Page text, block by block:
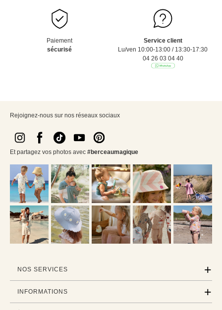
Paiement
sécurisé
Service client
Lu/ven 10:00-13:00 / 13:30-17:30
04 26 03 04 40
Rejoignez-nous sur nos réseaux sociaux
Et partagez vos photos avec #berceaumagique
NOS SERVICES
INFORMATIONS